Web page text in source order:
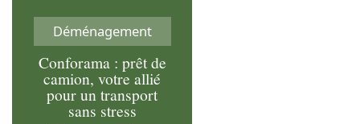
Déménagement
Conforama : prêt de
camion, votre allié
pour un transport
sans stress